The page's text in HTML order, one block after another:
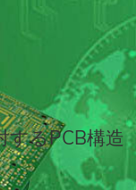
するPCB構造